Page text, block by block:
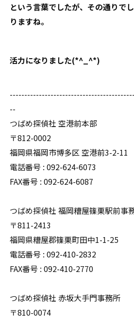
という言葉でしたが、その通りで
りますね。
活力になりました(*^_^*)
--
つばめ探偵社 空港前本部
〒812-0002
福岡県福岡市博多区 空港前3-2-11
電話番号 : 092-624-6073
FAX番号 : 092-624-6087
つばめ探偵社 福岡糟屋篠栗駅前事
〒811-2413
福岡県糟屋郡篠栗町田中1-1-25
電話番号 : 092-410-2832
FAX番号 : 092-410-2770
つばめ探偵社 赤坂大手門事務所
〒810-0074